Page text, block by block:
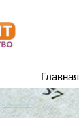
Главная
эконом класса